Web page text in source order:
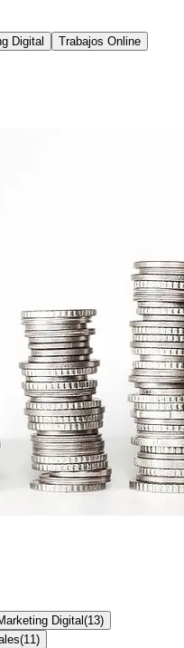
Digital
Trabajos Online
Digital (13)
(11 )